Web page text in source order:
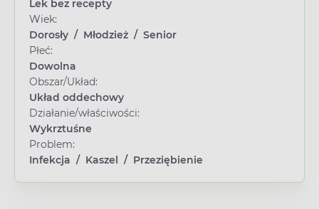
Lek bez recepty
Wiek:
Dorosły / Młodzież / Senior
Płeć:
Dowolna
Obszar/Układ:
Układ oddechowy
Działanie/właściwości:
Wykrztuśne
Problem:
Infekcja / Kaszel / Przeziębienie